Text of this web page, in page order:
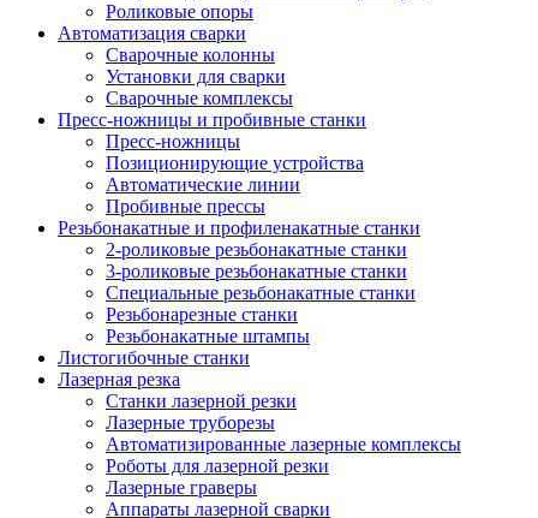
Роликовые опоры
Автоматизация сварки
Сварочные колонны
Установки для сварки
Сварочные комплексы
Пресс-ножницы и пробивные станки
Пресс-ножницы
Позиционирующие устройства
Автоматические линии
Пробивные прессы
Резьбонакатные и профиленакатные станки
2-роликовые резьбонакатные станки
3-роликовые резьбонакатные станки
Специальные резьбонакатные станки
Резьбонарезные станки
Резьбонакатные штампы
Листогибочные станки
Лазерная резка
Станки лазерной резки
Лазерные труборезы
Автоматизированные лазерные комплексы
Роботы для лазерной резки
Лазерные граверы
Аппараты лазерной сварки